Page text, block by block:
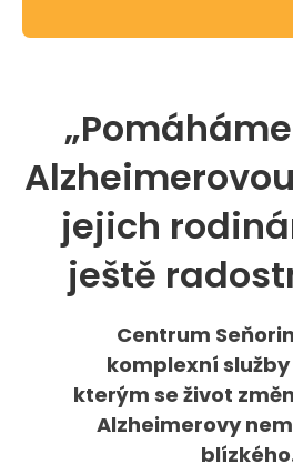
jejich
ještě
Centrum
komplexní
kterým se život
Alzheimerovy